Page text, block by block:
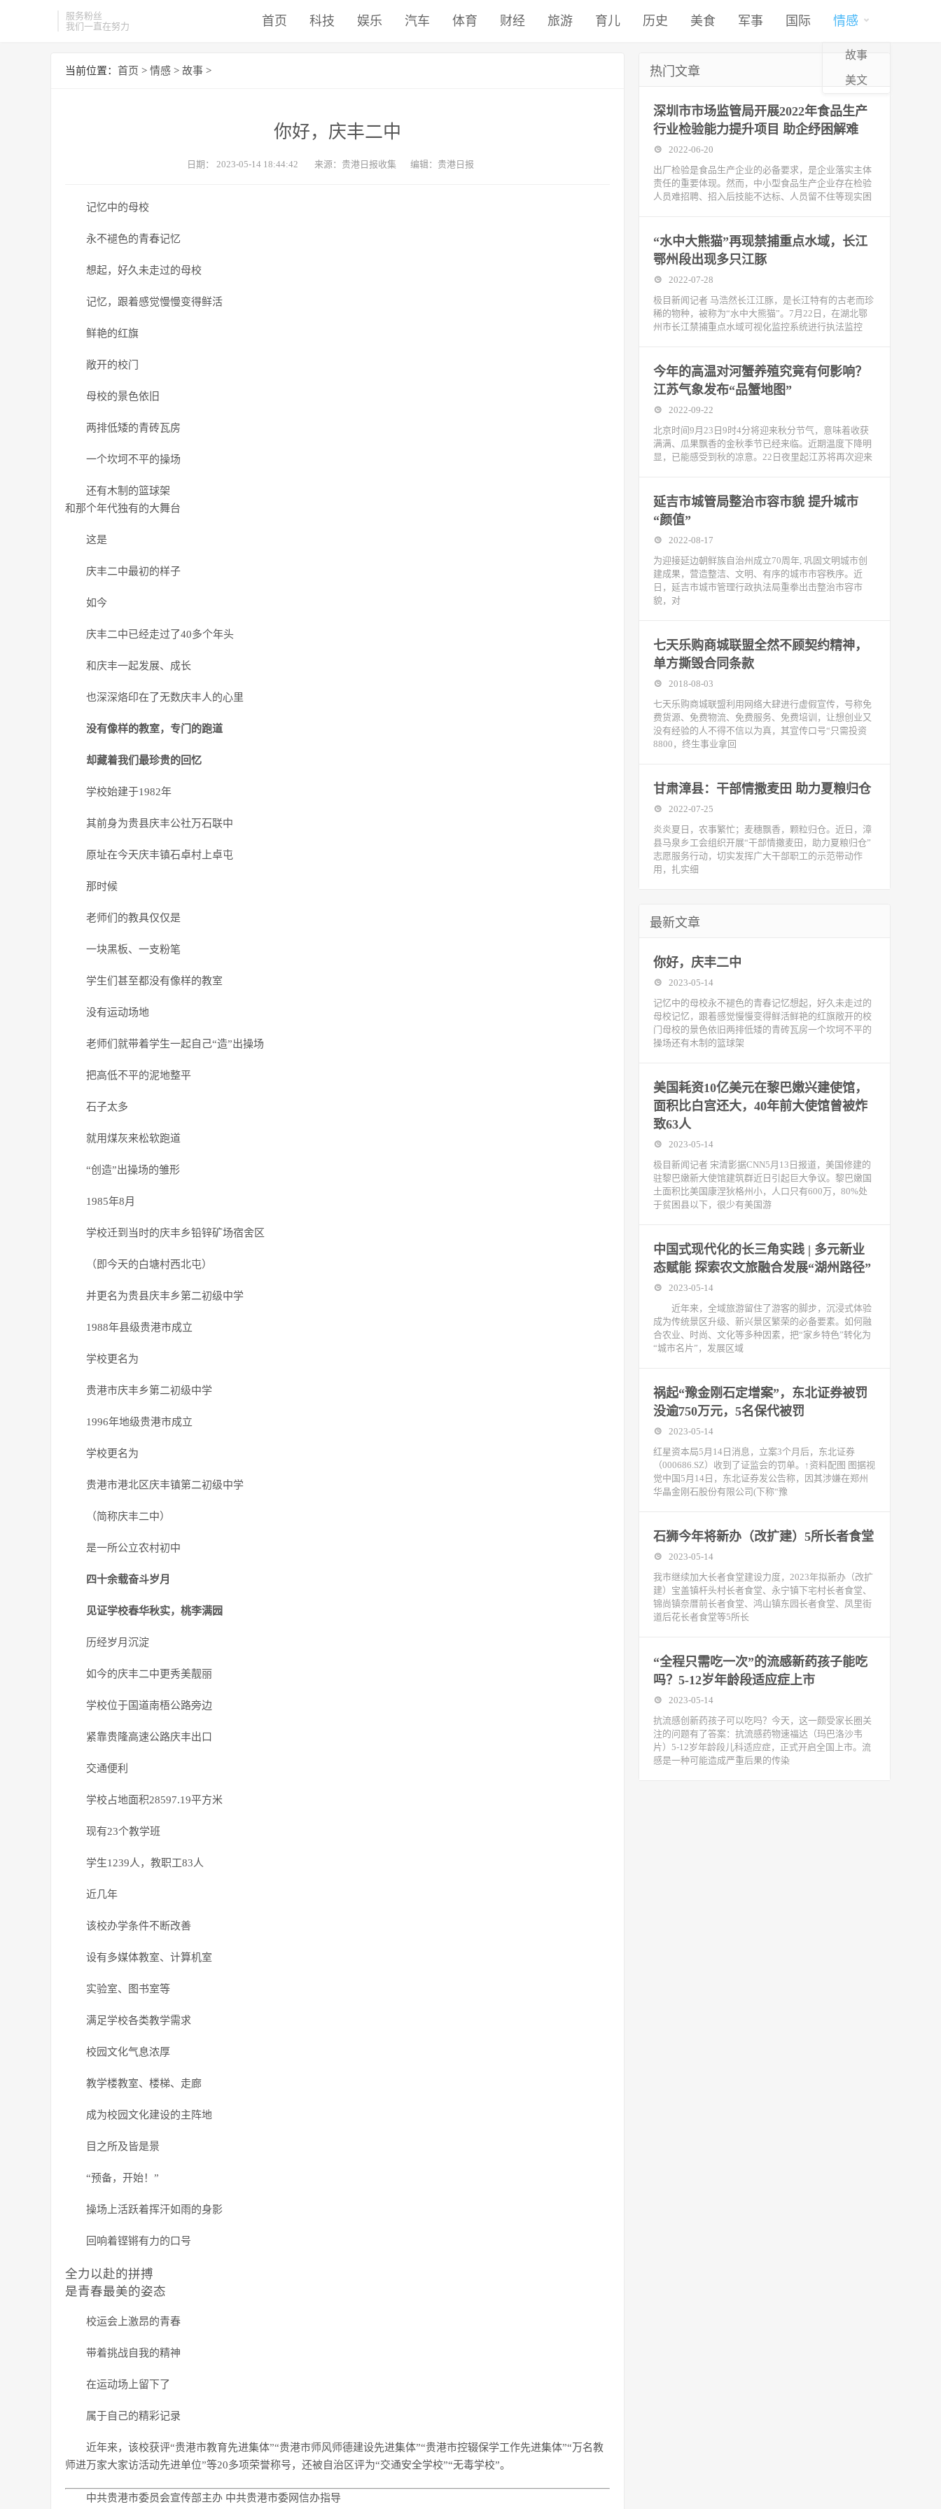
服务粉丝
我们一直在努力
首页 科技 娱乐 汽车 体育 财经 旅游 育儿 历史 美食 军事 国际 情感
故事
美文
当前位置： 首页 > 情感 > 故事 >
你好，庆丰二中
日期： 2023-05-14 18:44:42 来源：贵港日报收集 编辑：贵港日报
记忆中的母校
永不褪色的青春记忆
想起，好久未走过的母校
记忆，跟着感觉慢慢变得鲜活
鲜艳的红旗
敞开的校门
母校的景色依旧
两排低矮的青砖瓦房
一个坎坷不平的操场
还有木制的篮球架
和那个年代独有的大舞台
这是
庆丰二中最初的样子
如今
庆丰二中已经走过了40多个年头
和庆丰一起发展、成长
也深深烙印在了无数庆丰人的心里
没有像样的教室，专门的跑道
却藏着我们最珍贵的回忆
学校始建于1982年
其前身为贵县庆丰公社万石联中
原址在今天庆丰镇石卓村上卓屯
那时候
老师们的教具仅仅是
一块黑板、一支粉笔
学生们甚至都没有像样的教室
没有运动场地
老师们就带着学生一起自己“造”出操场
把高低不平的泥地整平
石子太多
就用煤灰来松软跑道
“创造”出操场的雏形
1985年8月
学校迁到当时的庆丰乡铅锌矿场宿舍区
（即今天的白塘村西北屯）
并更名为贵县庆丰乡第二初级中学
1988年县级贵港市成立
学校更名为
贵港市庆丰乡第二初级中学
1996年地级贵港市成立
学校更名为
贵港市港北区庆丰镇第二初级中学
（简称庆丰二中）
是一所公立农村初中
四十余载奋斗岁月
见证学校春华秋实，桃李满园
历经岁月沉淀
如今的庆丰二中更秀美靓丽
学校位于国道南梧公路旁边
紧靠贵隆高速公路庆丰出口
交通便利
学校占地面积28597.19平方米
现有23个教学班
学生1239人，教职工83人
近几年
该校办学条件不断改善
设有多媒体教室、计算机室
实验室、图书室等
满足学校各类教学需求
校园文化气息浓厚
教学楼教室、楼梯、走廊
成为校园文化建设的主阵地
目之所及皆是景
“预备，开始！”
操场上活跃着挥汗如雨的身影
回响着铿锵有力的口号
全力以赴的拼搏
是青春最美的姿态
校运会上激昂的青春
带着挑战自我的精神
在运动场上留下了
属于自己的精彩记录
近年来，该校获评“贵港市教育先进集体”“贵港市师风师德建设先进集体”“贵港市控辍保学工作先进集体”“万名教
师进万家大家访活动先进单位”等20多项荣誉称号，还被自治区评为“交通安全学校”“无毒学校”。
中共贵港市委员会宣传部主办 中共贵港市委网信办指导
热门文章
深圳市市场监管局开展2022年食品生产
行业检验能力提升项目 助企纾困解难
2022-06-20
出厂检验是食品生产企业的必备要求，是企业落实主体
责任的重要体现。然而，中小型食品生产企业存在检验
人员难招聘、招入后技能不达标、人员留不住等现实困
“水中大熊猫”再现禁捕重点水域，长江
鄂州段出现多只江豚
2022-07-28
极目新闻记者 马浩然长江江豚，是长江特有的古老而珍
稀的物种，被称为“水中大熊猫”。7月22日，在湖北鄂
州市长江禁捕重点水域可视化监控系统进行执法监控
今年的高温对河蟹养殖究竟有何影响？
江苏气象发布“品蟹地图”
2022-09-22
北京时间9月23日9时4分将迎来秋分节气，意味着收获
满满、瓜果飘香的金秋季节已经来临。近期温度下降明
显，已能感受到秋的凉意。22日夜里起江苏将再次迎来
延吉市城管局整治市容市貌 提升城市
“颜值”
2022-08-17
为迎接延边朝鲜族自治州成立70周年, 巩固文明城市创
建成果，营造整洁、文明、有序的城市市容秩序。近
日，延吉市城市管理行政执法局重拳出击整治市容市
貌，对
七天乐购商城联盟全然不顾契约精神，
单方撕毁合同条款
2018-08-03
七天乐购商城联盟利用网络大肆进行虚假宣传，号称免
费货源、免费物流、免费服务、免费培训，让想创业又
没有经验的人不得不信以为真，其宣传口号“只需投资
8800，终生事业拿回
甘肃漳县：干部情撒麦田 助力夏粮归仓
2022-07-25
炎炎夏日，农事繁忙；麦穗飘香，颗粒归仓。近日，漳
县马泉乡工会组织开展“干部情撒麦田，助力夏粮归仓”
志愿服务行动，切实发挥广大干部职工的示范带动作
用，扎实细
最新文章
你好，庆丰二中
2023-05-14
记忆中的母校永不褪色的青春记忆想起，好久未走过的
母校记忆，跟着感觉慢慢变得鲜活鲜艳的红旗敞开的校
门母校的景色依旧两排低矮的青砖瓦房一个坎坷不平的
操场还有木制的篮球架
美国耗资10亿美元在黎巴嫩兴建使馆，
面积比白宫还大，40年前大使馆曾被炸
致63人
2023-05-14
极目新闻记者 宋清影据CNN5月13日报道，美国修建的
驻黎巴嫩新大使馆建筑群近日引起巨大争议。黎巴嫩国
土面积比美国康涅狄格州小，人口只有600万，80%处
于贫困县以下，很少有美国游
中国式现代化的长三角实践 | 多元新业
态赋能 探索农文旅融合发展“湖州路径”
2023-05-14
近年来，全域旅游留住了游客的脚步，沉浸式体验
成为传统景区升级、新兴景区繁荣的必备要素。如何融
合农业、时尚、文化等多种因素，把“家乡特色”转化为
“城市名片”，发展区域
祸起“豫金刚石定增案”，东北证券被罚
没逾750万元，5名保代被罚
2023-05-14
红星资本局5月14日消息，立案3个月后，东北证券
（000686.SZ）收到了证监会的罚单。↑资料配图 图据视
觉中国5月14日，东北证券发公告称，因其涉嫌在郑州
华晶金刚石股份有限公司(下称“豫
石狮今年将新办（改扩建）5所长者食堂
2023-05-14
我市继续加大长者食堂建设力度，2023年拟新办（改扩
建）宝盖镇杆头村长者食堂、永宁镇下宅村长者食堂、
锦尚镇奈厝前长者食堂、鸿山镇东园长者食堂、凤里街
道后花长者食堂等5所长
“全程只需吃一次”的流感新药孩子能吃
吗？5-12岁年龄段适应症上市
2023-05-14
抗流感创新药孩子可以吃吗？今天，这一颇受家长圈关
注的问题有了答案：抗流感药物速福达（玛巴洛沙韦
片）5-12岁年龄段儿科适应症，正式开启全国上市。流
感是一种可能造成严重后果的传染